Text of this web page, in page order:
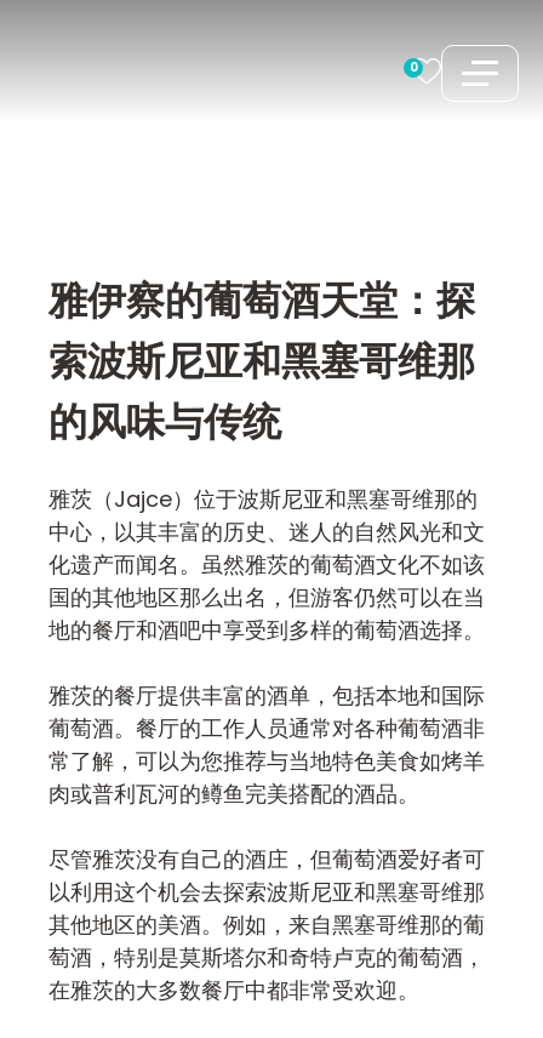
0
雅伊察的葡萄酒天堂：探
索波斯尼亚和黑塞哥维那
的风味与传统
雅茨（Jajce）位于波斯尼亚和黑塞哥维那的
中心，以其丰富的历史、迷人的自然风光和文
化遗产而闻名。虽然雅茨的葡萄酒文化不如该
国的其他地区那么出名，但游客仍然可以在当
地的餐厅和酒吧中享受到多样的葡萄酒选择。
雅茨的餐厅提供丰富的酒单，包括本地和国际
葡萄酒。餐厅的工作人员通常对各种葡萄酒非
常了解，可以为您推荐与当地特色美食如烤羊
肉或普利瓦河的鳟鱼完美搭配的酒品。
尽管雅茨没有自己的酒庄，但葡萄酒爱好者可
以利用这个机会去探索波斯尼亚和黑塞哥维那
其他地区的美酒。例如，来自黑塞哥维那的葡
萄酒，特别是莫斯塔尔和奇特卢克的葡萄酒，
在雅茨的大多数餐厅中都非常受欢迎。